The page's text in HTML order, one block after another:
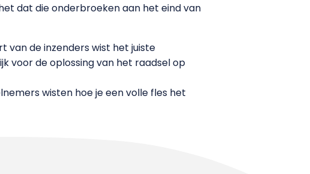
dat die onderbroeken aan het eind van
van de inzenders wist het juiste
voor de oplossing van het raadsel op
wisten hoe je een volle fles het